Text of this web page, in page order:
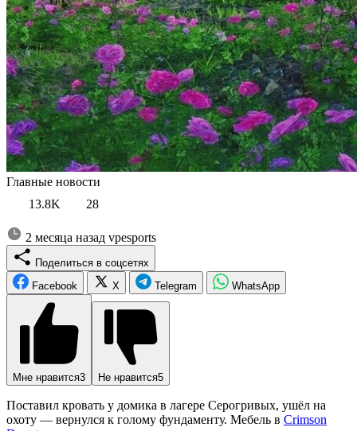
Главные новости
13.8K
28
2 месяца назад vpesports
Поделиться в соцсетях
Facebook
X Telegram WhatsApp
Мне нравится3 Не нравится5
Поставил кровать у домика в лагере Серогривых, ушёл на
охоту — вернулся к голому фундаменту. Мебель в Crimson